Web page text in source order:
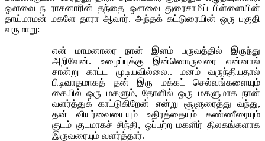
ஔவை நடராசனாரின் தந்தை ஔவை துரைசாமிப் பிள்ளையின்
தாய்மாமன் மகளே தாரா ஆவார். அந்தக் கட்டுரையின் ஒரு பகுதி
வருமாறு:
என் மாமனாரை நான் இளம் பருவத்தில் இருந்து
அறிவேன். உழைப்புக்கு இன்னொருவரை என்னால்
சான்று காட்ட முடியவில்லை.. மனம் வருந்தியதால்
பிடிவாதமாகத் தன் இரு மக்கட் செல்வங்களையும்
கையில் ஒரு மகளும், தோளில் ஒரு மகளுமாக நான்
வளர்த்துக் காட்டுகிறேன் என்று சூளுரைத்து வந்து,
தன் வியர்வையையும் உதிரத்தையும் கண்ணீரையும்
குடம் குடமாகச் சிந்தி, ஒப்பற்ற மகளிர் திலகங்களாக
இருவரையும் வளர்த்தார்.